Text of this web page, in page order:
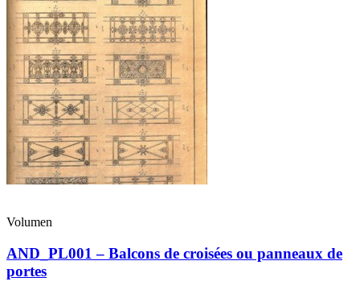
Volumen
AND_PL001 – Balcons de croisées ou panneaux de
portes